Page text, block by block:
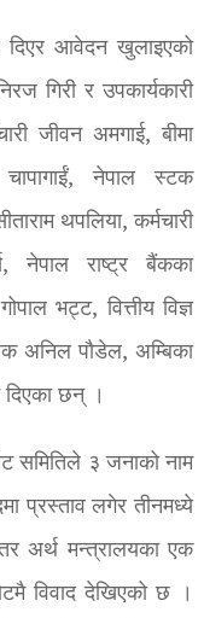
आवेदन खुलाइएको
गिरी र उपकार्यकारी
जीवन अमगाई, बीमा
चापागाईं, नेपाल स्टक
थपलिया, कर्मचारी
नेपाल राष्ट्र बैंकका
भट्ट, वित्तीय विज्ञ
अनिल पौडेल, अम्बिका
छन् ।
समितिले ३ जनाको नाम
प्रस्ताव लगेर तीनमध्ये
अर्थ मन्त्रालयका एक
विवाद देखिएको छ ।